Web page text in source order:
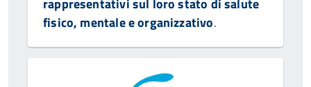
rappresentativi sul loro stato di salute
fisico, mentale e organizzativo.